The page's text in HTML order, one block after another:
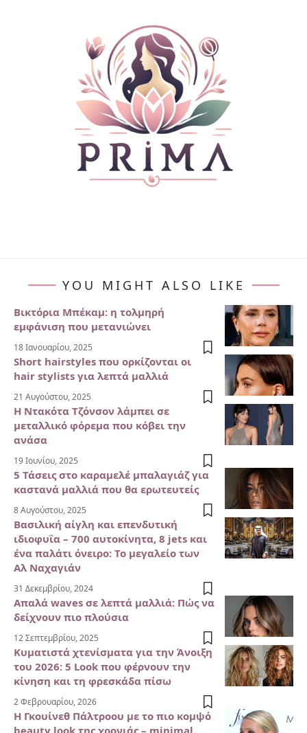
YOU MIGHT ALSO LIKE
Βικτόρια Μπέκαμ: η τολμηρή
εμφάνιση που μετανιώνει
18 Ιανουαρίου, 2025
Short hairstyles που ορκίζονται οι
hair stylists για λεπτά μαλλιά
21 Αυγούστου, 2025
Η Ντακότα Τζόνσον λάμπει σε
μεταλλικό φόρεμα που κόβει την
ανάσα
19 Ιουνίου, 2025
5 Τάσεις στο καραμελέ μπαλαγιάζ για
καστανά μαλλιά που θα ερωτευτείς
8 Αυγούστου, 2025
Βασιλική αίγλη και επενδυτική
ιδιοφυΐα – 700 αυτοκίνητα, 8 jets και
ένα παλάτι όνειρο: Το μεγαλείο των
Αλ Ναχαγιάν
31 Δεκεμβρίου, 2024
Απαλά waves σε λεπτά μαλλιά: Πώς να
δείχνουν πιο πλούσια
12 Σεπτεμβρίου, 2025
Κυματιστά χτενίσματα για την Άνοιξη
του 2026: 5 Look που φέρνουν την
κίνηση και τη φρεσκάδα πίσω
2 Φεβρουαρίου, 2026
Η Γκουίνεθ Πάλτροου με το πιο κομψό